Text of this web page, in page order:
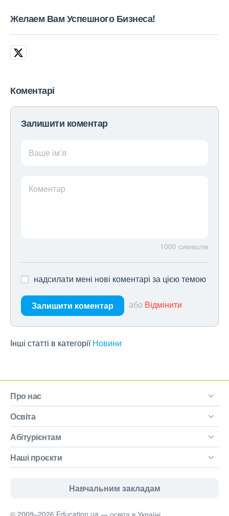
Желаем Вам Успешного Бизнеса!
Коментарі
Залишити коментар
Ваше ім’я
Коментар
1000 символів
надсилати мені нові коментарі за цією темою
Залишити коментар або Відмінити
Інші статті в категорії Новини
Про нас
Освіта
Абітурієнтам
Наші проєкти
Навчальним закладам
© 2009–2026 Education.ua — освіта в Україні.